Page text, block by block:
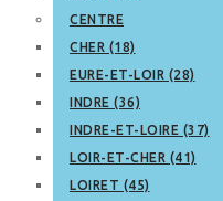
CENTRE
CHER (18)
EURE-ET-LOIR (28)
INDRE (36)
INDRE-ET-LOIRE (37)
LOIR-ET-CHER (41)
LOIRET (45)